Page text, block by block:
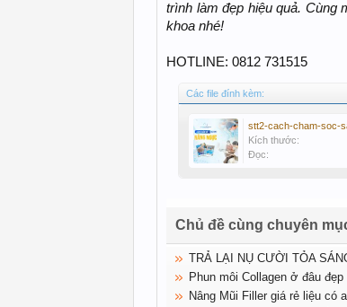
trình làm đẹp hiệu quả. Cùng
khoa nhé!
HOTLINE: 0812 731515
Các file đính kèm:
Kích thước:
Đọc:
Chủ đề cùng chuyên
TRẢ LẠI NỤ CƯỜI TỎA
Phun môi Collagen ở đâu đẹp
Nâng Mũi Filler giá rẻ liệu có